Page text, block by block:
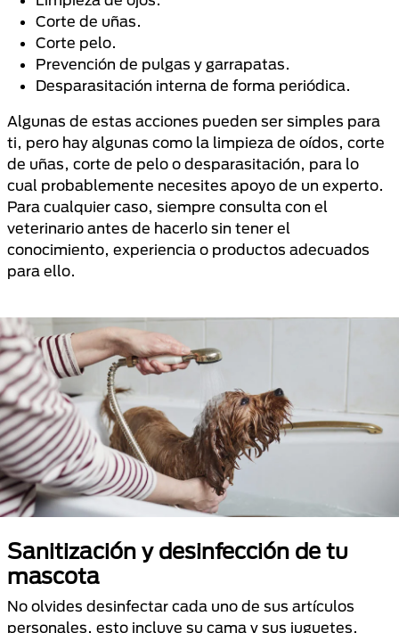
Corte de uñas.
Corte pelo.
Prevención de pulgas y garrapatas.
Desparasitación interna de forma periódica.
Algunas de estas acciones pueden ser simples para
ti, pero hay algunas como la limpieza de oídos, corte
de uñas, corte de pelo o desparasitación, para lo
cual probablemente necesites apoyo de un experto.
Para cualquier caso, siempre consulta con el
veterinario antes de hacerlo sin tener el
conocimiento, experiencia o productos adecuados
para ello.
Sanitización y desinfección de tu
mascota
No olvides desinfectar cada uno de sus artículos
personales, esto incluye su cama y sus juguetes,